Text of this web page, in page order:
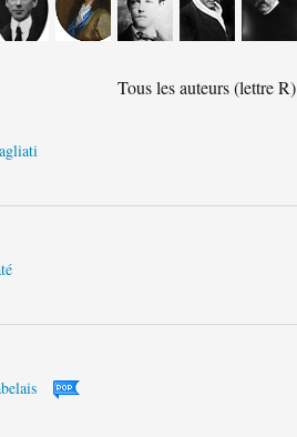
Tous les auteurs (lettre R)